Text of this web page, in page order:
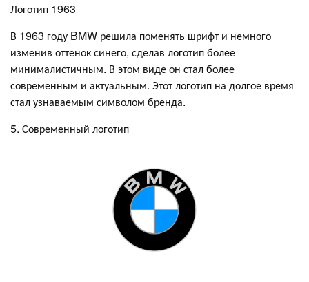
Логотип 1963
В 1963 году BMW решила поменять шрифт и немного
изменив оттенок синего, сделав логотип более
минималистичным. В этом виде он стал более
современным и актуальным. Этот логотип на долгое время
стал узнаваемым символом бренда.
5. Современный логотип